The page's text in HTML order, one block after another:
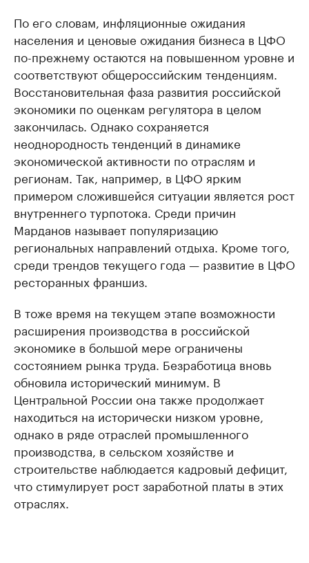
По его словам, инфляционные ожидания
населения и ценовые ожидания бизнеса в ЦФО
по-прежнему остаются на повышенном уровне и
соответствуют общероссийским тенденциям.
Восстановительная фаза развития российской
экономики по оценкам регулятора в целом
закончилась. Однако сохраняется
неоднородность тенденций в динамике
экономической активности по отраслям и
регионам. Так, например, в ЦФО ярким
примером сложившейся ситуации является рост
внутреннего турпотока. Среди причин
Марданов называет популяризацию
региональных направлений отдыха. Кроме того,
среди трендов текущего года — развитие в ЦФО
ресторанных франшиз.
В тоже время на текущем этапе возможности
расширения производства в российской
экономике в большой мере ограничены
состоянием рынка труда. Безработица вновь
обновила исторический минимум. В
Центральной России она также продолжает
находиться на исторически низком уровне,
однако в ряде отраслей промышленного
производства, в сельском хозяйстве и
строительстве наблюдается кадровый дефицит,
что стимулирует рост заработной платы в этих
отраслях.